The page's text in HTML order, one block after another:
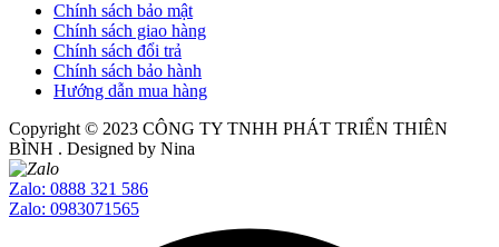
Chính sách bảo mật
Chính sách giao hàng
Chính sách đổi trả
Chính sách bảo hành
Hướng dẫn mua hàng
Copyright © 2023 CÔNG TY TNHH PHÁT TRIỂN THIÊN
BÌNH . Designed by Nina
Zalo: 0888 321 586
Zalo: 0983071565